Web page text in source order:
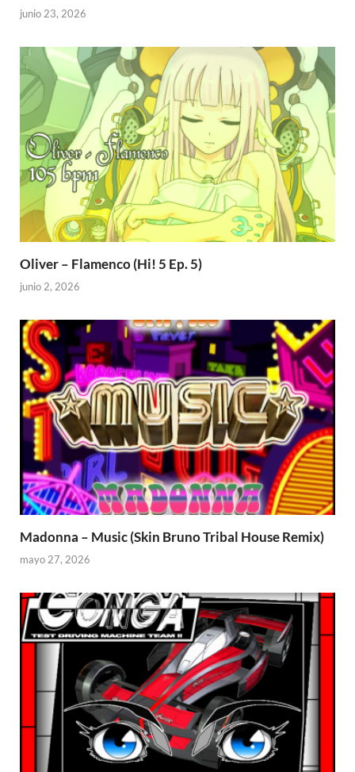
junio 23, 2026
Oliver – Flamenco (Hi! 5 Ep. 5)
junio 2, 2026
Madonna – Music (Skin Bruno Tribal House Remix)
mayo 27, 2026